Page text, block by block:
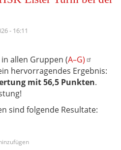
- 16:11
allen Gruppen (A–G)
hervorragendes Ergebnis:
mit 56,5 Punkten.
sind folgende Resultate: